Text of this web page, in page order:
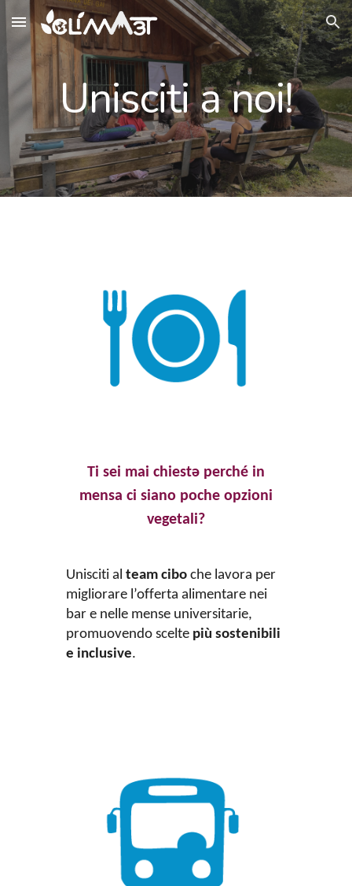
Skip to main content Skip to navigation
Unisciti a noi!
Ti sei mai chiestə perché in
mensa ci siano poche opzioni
vegetali?
Unisciti alteam cibo che lavora per
migliorare l’offerta alimentare nei
bar e nelle mense universitarie,
promuovendo scelte più sostenibili
e inclusive.